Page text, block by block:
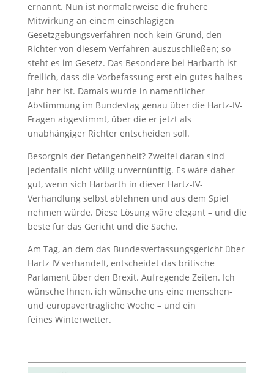
ernannt. Nun ist normalerweise die frühere
Mitwirkung an einem einschlägigen
Gesetzgebungsverfahren noch kein Grund, den
Richter von diesem Verfahren auszuschließen; so
steht es im Gesetz. Das Besondere bei Harbarth ist
freilich, dass die Vorbefassung erst ein gutes halbes
Jahr her ist. Damals wurde in namentlicher
Abstimmung im Bundestag genau über die Hartz-IV-
Fragen abgestimmt, über die er jetzt als
unabhängiger Richter entscheiden soll.
Besorgnis der Befangenheit? Zweifel daran sind
jedenfalls nicht völlig unvernünftig. Es wäre daher
gut, wenn sich Harbarth in dieser Hartz-IV-
Verhandlung selbst ablehnen und aus dem Spiel
nehmen würde. Diese Lösung wäre elegant – und die
beste für das Gericht und die Sache.
Am Tag, an dem das Bundesverfassungsgericht über
Hartz IV verhandelt, entscheidet das britische
Parlament über den Brexit. Aufregende Zeiten. Ich
wünsche Ihnen, ich wünsche uns eine menschen-
und europaverträgliche Woche – und ein
feines Winterwetter.